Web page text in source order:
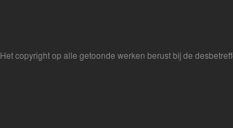
. Het copyright op alle getoonde werken berust bij de